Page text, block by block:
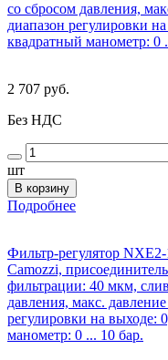
со сбросом давления,
диапазон регулировки
квадратный манометр: 0
2 707 руб.
Без НДС
шт
В корзину
Подробнее
Фильтр-регулятор
Camozzi,
фильтрации: 40 мкм,
давления, макс.
регулировки на выходе:
манометр: 0 ... 10 бар.